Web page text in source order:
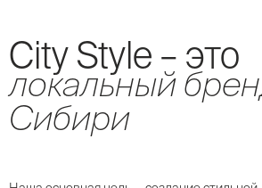
Сity Style – это
локальный
Сибири